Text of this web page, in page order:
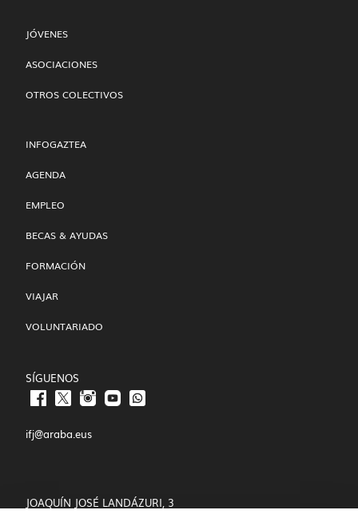
JÓVENES
ASOCIACIONES
OTROS COLECTIVOS
INFOGAZTEA
AGENDA
EMPLEO
BECAS & AYUDAS
FORMACIÓN
VIAJAR
VOLUNTARIADO
SÍGUENOS
ifj@araba.eus
JOAQUÍN JOSÉ LANDÁZURI, 3